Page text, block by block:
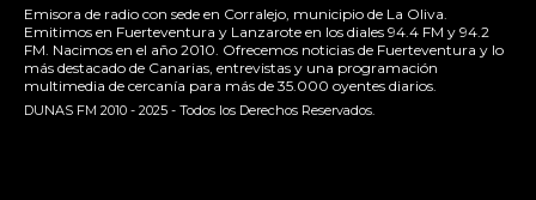
Emisora de radio con sede en Corralejo, municipio de La Oliva.
Emitimos en Fuerteventura y Lanzarote en los diales 94.4 FM y 94.2
FM. Nacimos en el año 2010. Ofrecemos noticias de Fuerteventura y lo
más destacado de Canarias, entrevistas y una programación
multimedia de cercanía para más de 35.000 oyentes diarios.
DUNAS FM 2010 - 2025 - Todos los Derechos Reservados.